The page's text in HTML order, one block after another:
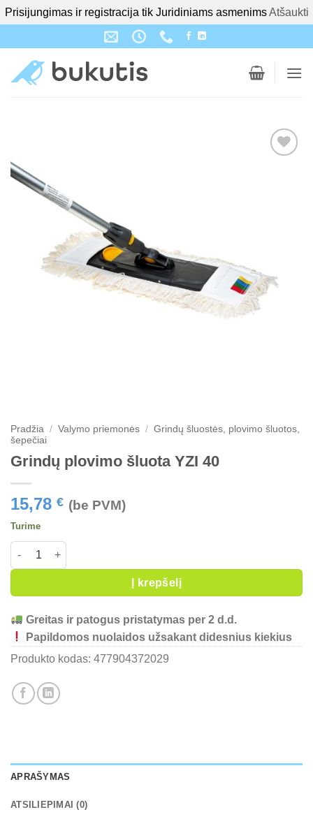
Prisijungimas ir registracija tik Juridiniams asmenimsAtšaukti
to
content
Pradžia / Valymo priemonės / Grindų šluostės, plovimo šluotos,
šepečiai
Grindų plovimo šluota YZI 40
15,78 € (be PVM)
Turime
produkto kiekis: Grindų plovimo šluota YZI 40
Į krepšelį
Greitas ir patogus pristatymas per 2 d.d.
Papildomos nuolaidos užsakant didesnius kiekius
Produkto kodas: 477904372029
APRAŠYMAS
ATSILIEPIMAI (0)